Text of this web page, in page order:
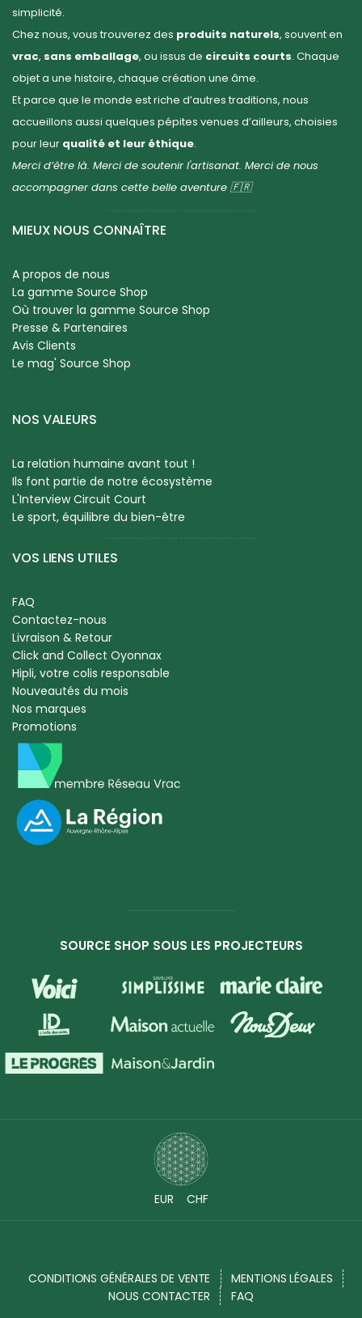
simplicité.
Chez nous, vous trouverez des produits naturels, souvent en
vrac, sans emballage, ou issus de circuits courts. Chaque
objet a une histoire, chaque création une âme.
Et parce que le monde est riche d’autres traditions, nous
accueillons aussi quelques pépites venues d’ailleurs, choisies
pour leur qualité et leur éthique.
Merci d’être là. Merci de soutenir l'artisanat. Merci de nous
accompagner dans cette belle aventure 🇫🇷
MIEUX NOUS CONNAÎTRE
A propos de nous
La gamme Source Shop
Où trouver la gamme Source Shop
Presse & Partenaires
Avis Clients
Le mag' Source Shop
NOS VALEURS
La relation humaine avant tout !
Ils font partie de notre écosystème
L'Interview Circuit Court
Le sport, équilibre du bien-être
VOS LIENS UTILES
FAQ
Contactez-nous
Livraison & Retour
Click and Collect Oyonnax
Hipli, votre colis responsable
Nouveautés du mois
Nos marques
Promotions
SOURCE SHOP SOUS LES PROJECTEURS
EUR CHF
CONDITIONS GÉNÉRALES DE VENTE
MENTIONS LÉGALES
NOUS CONTACTER
FAQ